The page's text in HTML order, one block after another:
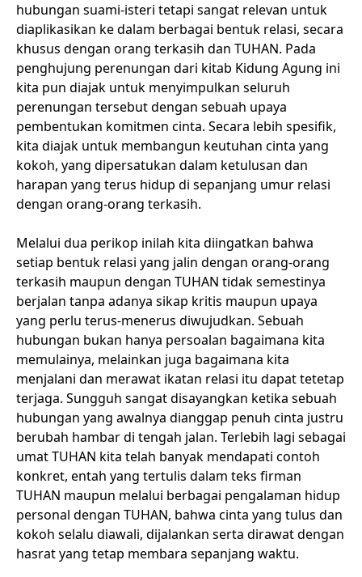
hubungan suami-isteri tetapi sangat relevan untuk
diaplikasikan ke dalam berbagai bentuk relasi, secara
khusus dengan orang terkasih dan TUHAN. Pada
penghujung perenungan dari kitab Kidung Agung ini
kita pun diajak untuk menyimpulkan seluruh
perenungan tersebut dengan sebuah upaya
pembentukan komitmen cinta. Secara lebih spesifik,
kita diajak untuk membangun keutuhan cinta yang
kokoh, yang dipersatukan dalam ketulusan dan
harapan yang terus hidup di sepanjang umur relasi
dengan orang-orang terkasih.
Melalui dua perikop inilah kita diingatkan bahwa
setiap bentuk relasi yang jalin dengan orang-orang
terkasih maupun dengan TUHAN tidak semestinya
berjalan tanpa adanya sikap kritis maupun upaya
yang perlu terus-menerus diwujudkan. Sebuah
hubungan bukan hanya persoalan bagaimana kita
memulainya, melainkan juga bagaimana kita
menjalani dan merawat ikatan relasi itu dapat tetetap
terjaga. Sungguh sangat disayangkan ketika sebuah
hubungan yang awalnya dianggap penuh cinta justru
berubah hambar di tengah jalan. Terlebih lagi sebagai
umat TUHAN kita telah banyak mendapati contoh
konkret, entah yang tertulis dalam teks firman
TUHAN maupun melalui berbagai pengalaman hidup
personal dengan TUHAN, bahwa cinta yang tulus dan
kokoh selalu diawali, dijalankan serta dirawat dengan
hasrat yang tetap membara sepanjang waktu.